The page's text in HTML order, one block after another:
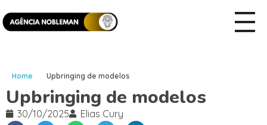
Home Upbringing de modelos
Upbringing de modelos
30/10/2025 Elias Cury